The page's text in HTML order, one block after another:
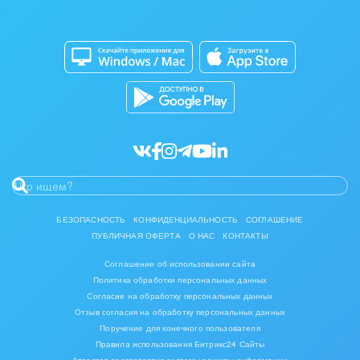
Инвестиционный бизнес
Интерьер, дизайн, декор
Консалтинговые и управленческие услуги
Мебель, лес, деревообработка
Медицина и фармацевтика
Металлургия
Кибербезопасность
Битрикс24 Маркет
Разработчикам приложений
БЕЗОПАСНОСТЬ КОНФИДЕНЦИАЛЬНОСТЬ
СОГЛАШЕНИЕ
ПУБЛИЧНАЯ ОФЕРТА
О НАС КОНТАКТЫ
Соглашение об использовании сайта
Политика обработки персональных данных
Согласие на обработку персональных данных
Отзыв согласия на обработку персональных данных
Поручение для конечного пользователя
Правила использования Битрикс24 Сайты